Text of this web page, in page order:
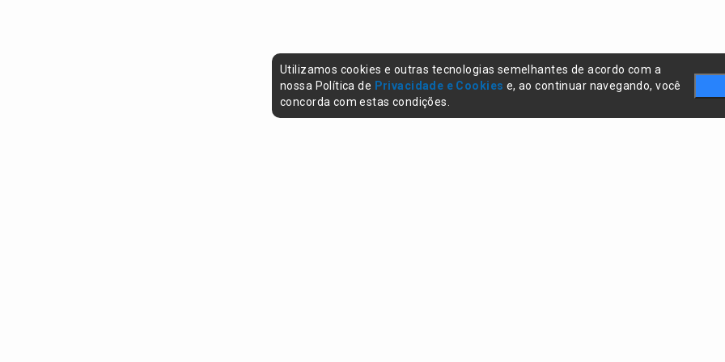
Utilizamos cookies e outras tecnologias semelhantes de acordo com a
nossa Política de Privacidade e Cookies e, ao continuar navegando, você
concorda com estas condições.